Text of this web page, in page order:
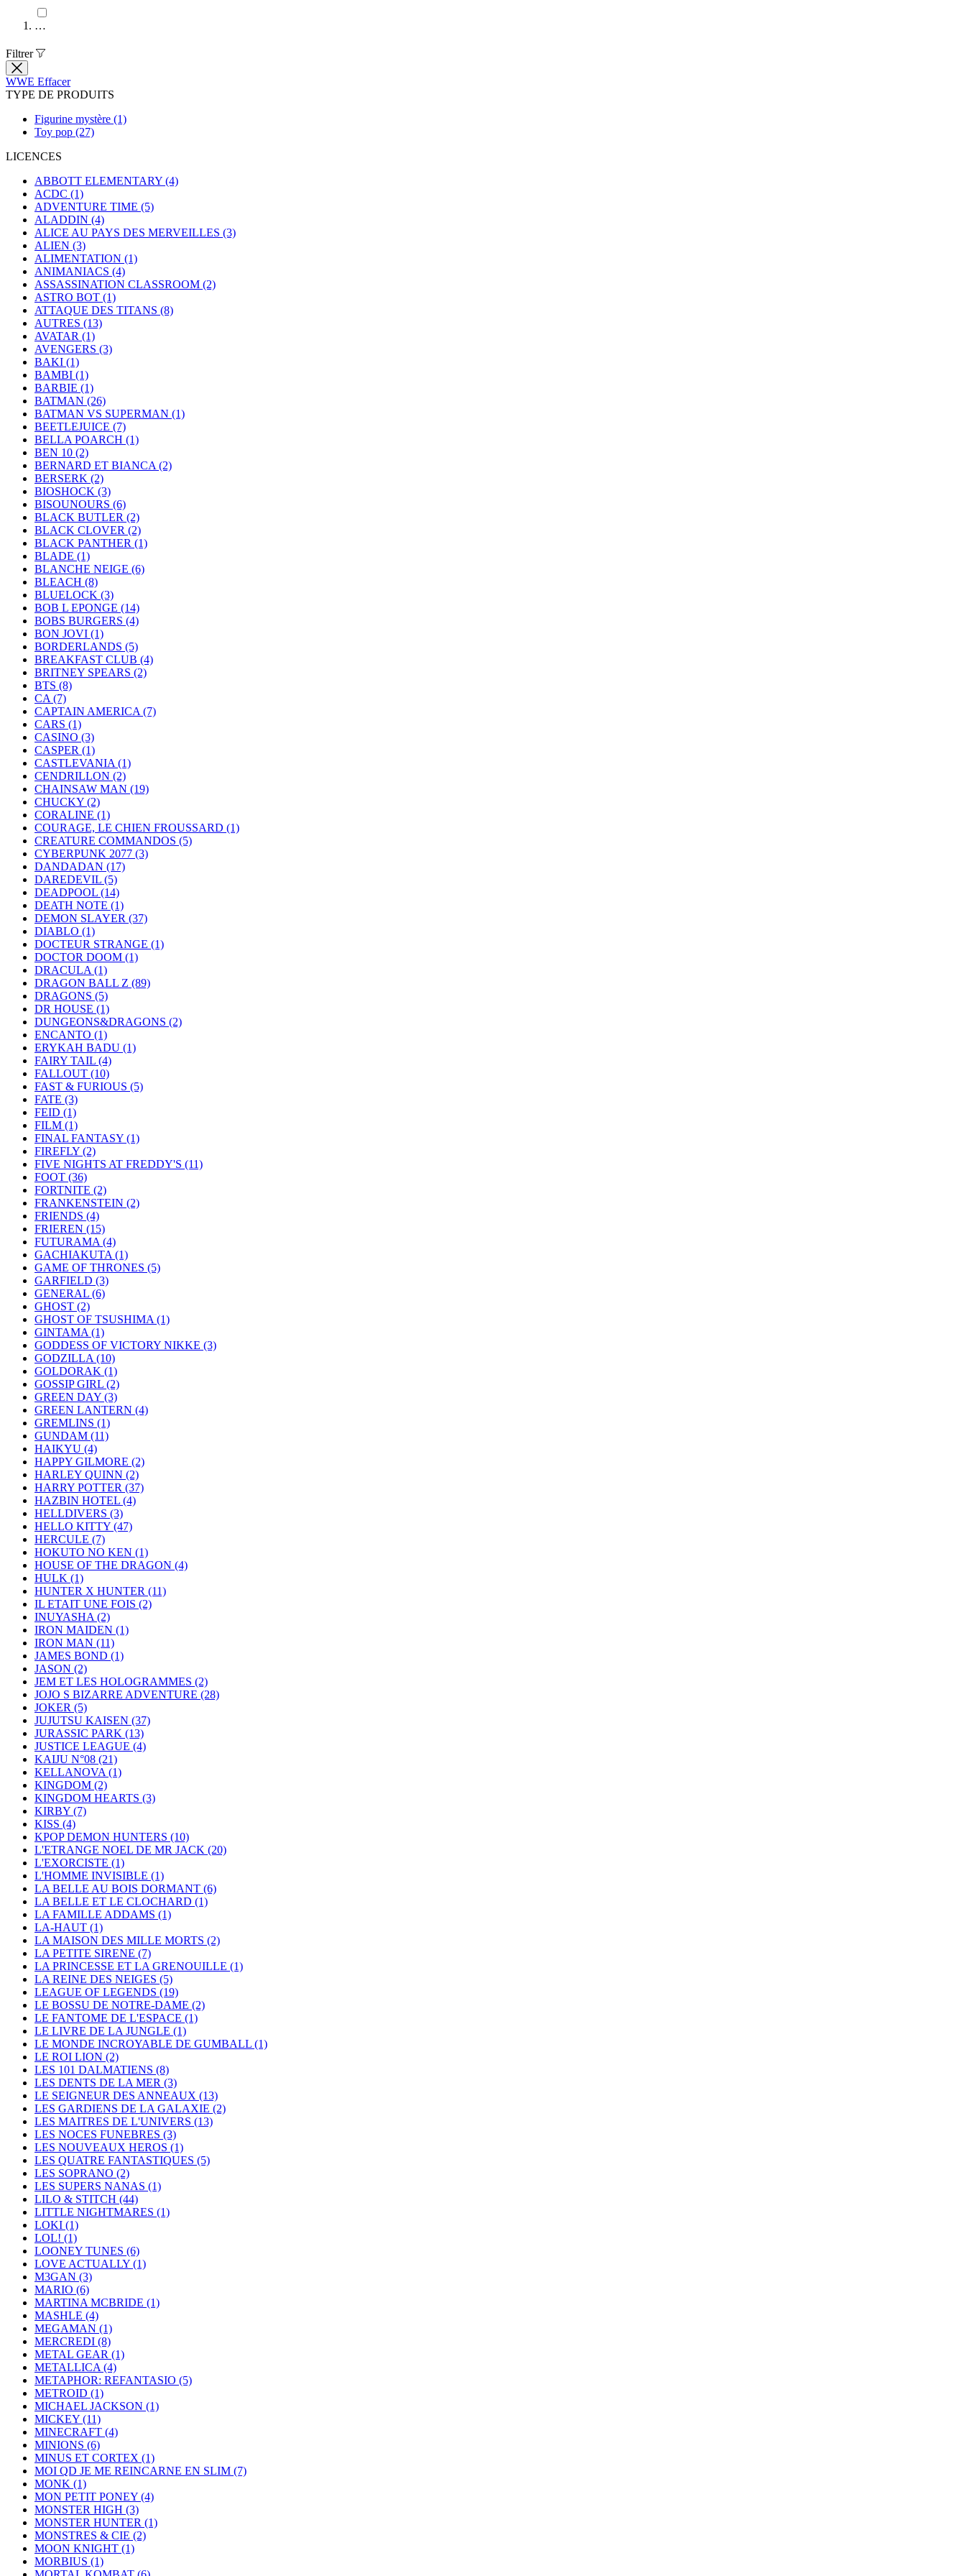
…
Filtrer
WWE Effacer
TYPE DE PRODUITS
Figurine mystère (1)
Toy pop (27)
LICENCES
ABBOTT ELEMENTARY (4)
ACDC (1)
ADVENTURE TIME (5)
ALADDIN (4)
ALICE AU PAYS DES MERVEILLES (3)
ALIEN (3)
ALIMENTATION (1)
ANIMANIACS (4)
ASSASSINATION CLASSROOM (2)
ASTRO BOT (1)
ATTAQUE DES TITANS (8)
AUTRES (13)
AVATAR (1)
AVENGERS (3)
BAKI (1)
BAMBI (1)
BARBIE (1)
BATMAN (26)
BATMAN VS SUPERMAN (1)
BEETLEJUICE (7)
BELLA POARCH (1)
BEN 10 (2)
BERNARD ET BIANCA(2)
BERSERK (2)
BIOSHOCK (3)
BISOUNOURS (6)
BLACK BUTLER (2)
BLACK CLOVER (2)
BLACK PANTHER (1)
BLADE (1)
BLANCHE NEIGE (6)
BLEACH (8)
BLUELOCK (3)
BOB L EPONGE (14)
BOBS BURGERS (4)
BON JOVI (1)
BORDERLANDS (5)
BREAKFAST CLUB (4)
BRITNEY SPEARS (2)
BTS (8)
CA(7)
CAPTAIN AMERICA(7)
CARS (1)
CASINO (3)
CASPER (1)
CASTLEVANIA(1)
CENDRILLON (2)
CHAINSAW MAN (19)
CHUCKY (2)
CORALINE (1)
COURAGE, LE CHIEN FROUSSARD (1)
CREATURE COMMANDOS (5)
CYBERPUNK 2077 (3)
DANDADAN (17)
DAREDEVIL (5)
DEADPOOL (14)
DEATH NOTE (1)
DEMON SLAYER (37)
DIABLO (1)
DOCTEUR STRANGE (1)
DOCTOR DOOM (1)
DRACULA(1)
DRAGON BALL Z (89)
DRAGONS (5)
DR HOUSE (1)
DUNGEONS&DRAGONS (2)
ENCANTO (1)
ERYKAH BADU (1)
FAIRY TAIL (4)
FALLOUT (10)
FAST & FURIOUS (5)
FATE (3)
FEID (1)
FILM (1)
FINAL FANTASY (1)
FIREFLY (2)
FIVE NIGHTS AT FREDDY'S (11)
FOOT (36)
FORTNITE (2)
FRANKENSTEIN (2)
FRIENDS (4)
FRIEREN (15)
FUTURAMA(4)
GACHIAKUTA(1)
GAME OF THRONES (5)
GARFIELD (3)
GENERAL (6)
GHOST (2)
GHOST OF TSUSHIMA(1)
GINTAMA(1)
GODDESS OF VICTORY NIKKE (3)
GODZILLA(10)
GOLDORAK (1)
GOSSIP GIRL (2)
GREEN DAY (3)
GREEN LANTERN (4)
GREMLINS (1)
GUNDAM (11)
HAIKYU (4)
HAPPY GILMORE (2)
HARLEY QUINN (2)
HARRY POTTER (37)
HAZBIN HOTEL (4)
HELLDIVERS (3)
HELLO KITTY (47)
HERCULE (7)
HOKUTO NO KEN (1)
HOUSE OF THE DRAGON (4)
HULK (1)
HUNTER X HUNTER (11)
IL ETAIT UNE FOIS (2)
INUYASHA(2)
IRON MAIDEN (1)
IRON MAN (11)
JAMES BOND (1)
JASON (2)
JEM ET LES HOLOGRAMMES (2)
JOJO S BIZARRE ADVENTURE (28)
JOKER (5)
JUJUTSU KAISEN (37)
JURASSIC PARK (13)
JUSTICE LEAGUE (4)
KAIJU N°08 (21)
KELLANOVA(1)
KINGDOM (2)
KINGDOM HEARTS (3)
KIRBY (7)
KISS (4)
KPOP DEMON HUNTERS (10)
L'ETRANGE NOEL DE MR JACK (20)
L'EXORCISTE (1)
L'HOMME INVISIBLE (1)
LA BELLE AU BOIS DORMANT (6)
LA BELLE ET LE CLOCHARD (1)
LA FAMILLE ADDAMS (1)
LA-HAUT (1)
LA MAISON DES MILLE MORTS (2)
LA PETITE SIRENE (7)
LA PRINCESSE ET LA GRENOUILLE (1)
LA REINE DES NEIGES (5)
LEAGUE OF LEGENDS (19)
LE BOSSU DE NOTRE-DAME (2)
LE FANTOME DE L'ESPACE (1)
LE LIVRE DE LA JUNGLE (1)
LE MONDE INCROYABLE DE GUMBALL (1)
LE ROI LION (2)
LES 101 DALMATIENS (8)
LES DENTS DE LA MER (3)
LE SEIGNEUR DES ANNEAUX (13)
LES GARDIENS DE LA GALAXIE (2)
LES MAITRES DE L'UNIVERS (13)
LES NOCES FUNEBRES (3)
LES NOUVEAUX HEROS (1)
LES QUATRE FANTASTIQUES (5)
LES SOPRANO (2)
LES SUPERS NANAS (1)
LILO & STITCH (44)
LITTLE NIGHTMARES (1)
LOKI (1)
LOL! (1)
LOONEY TUNES (6)
LOVE ACTUALLY (1)
M3GAN (3)
MARIO (6)
MARTINA MCBRIDE (1)
MASHLE (4)
MEGAMAN (1)
MERCREDI (8)
METAL GEAR (1)
METALLICA(4)
METAPHOR: REFANTASIO (5)
METROID (1)
MICHAEL JACKSON (1)
MICKEY (11)
MINECRAFT (4)
MINIONS (6)
MINUS ET CORTEX (1)
MOI QD JE ME REINCARNE EN SLIM (7)
MONK (1)
MON PETIT PONEY (4)
MONSTER HIGH (3)
MONSTER HUNTER (1)
MONSTRES & CIE (2)
MOON KNIGHT (1)
MORBIUS (1)